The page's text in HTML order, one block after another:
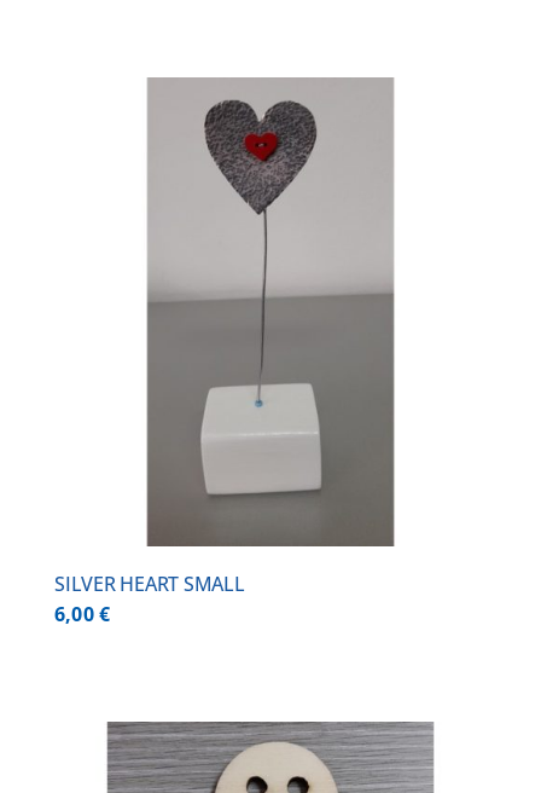
SILVER HEART SMALL
6,00€